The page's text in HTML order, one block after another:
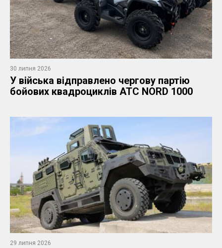
30 липня 2026
​У війська відправлено чергову партію
бойових квадроциклів ATC NORD 1000
29 липня 2026